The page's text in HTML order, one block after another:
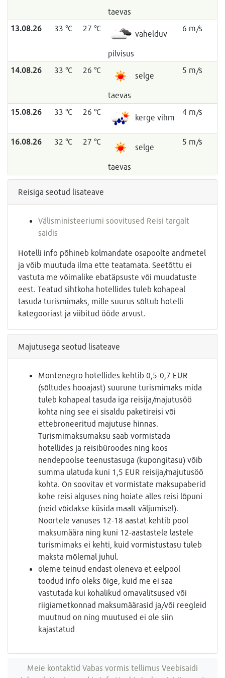
taevas
13.08.26 33 °C 27 °C
vahelduv
pilvisus
6 m/s
14.08.26 33 °C 26 °C
selge
taevas
5 m/s
15.08.26 33 °C 26 °C
kerge vihm
4 m/s
16.08.26 32 °C 27 °C
selge
taevas
5 m/s
Reisiga seotud lisateave
Välisministeeriumi soovitused Reisi targalt
saidis
Hotelli info põhineb kolmandate osapoolte andmetel
ja võib muutuda ilma ette teatamata. Seetõttu ei
vastuta me võimalike ebatäpsuste või muudatuste
eest. Teatud sihtkoha hotellides tuleb kohapeal
tasuda turismimaks, mille suurus sõltub hotelli
kategooriast ja viibitud ööde arvust.
Majutusega seotud lisateave
Montenegro hotellides kehtib 0,5-0,7 EUR
(sõltudes hooajast) suurune turismimaks mida
tuleb kohapeal tasuda iga reisija/majutusöö
kohta ning see ei sisaldu paketireisi või
ettebroneeritud majutuse hinnas.
Turismimaksumaksu saab vormistada
hotellides ja reisibüroodes ning koos
nendepoolse teenustasuga (kupongitasu) võib
summa ulatuda kuni 1,5 EUR reisija/majutusöö
kohta. On soovitav et vormistate maksupaberid
kohe reisi alguses ning hoiate alles reisi lõpuni
(neid võidakse küsida maalt väljumisel).
Noortele vanuses 12-18 aastat kehtib pool
maksumäära ning kuni 12-aastastele lastele
turismimaks ei kehti, kuid vormistustasu tuleb
maksta mõlemal juhul.
oleme teinud endast oleneva et eelpool
toodud info oleks õige, kuid me ei saa
vastutada kui kohalikud omavalitsused või
riigiametkonnad maksumäärasid ja/või reegleid
muutnud on ning muutused ei ole siin
kajastatud
Meie kontaktid Vabas vormis tellimus Veebisaidi